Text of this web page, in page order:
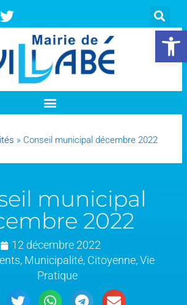
Ouvrir
» Conseil municipal décembre 2022
municipal
2022
12 décembre 2022
, Municipalité, Citoyenne, Vie
Pratique